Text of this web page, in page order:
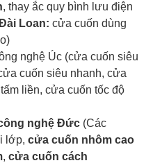
, thay ắc quy bình lưu điện
Loan: cửa cuốn dùng
nghệ Úc (cửa cuốn siêu
cuốn siêu nhanh, cửa
liền, cửa cuốn tốc độ
nghệ Đức (Các
lớp, cửa cuốn nhôm cao
, cửa cuốn cách